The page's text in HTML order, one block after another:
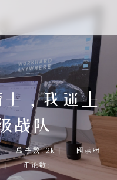
，我迷上
战队
总字数: 2k |
阅读时
| 评论数: